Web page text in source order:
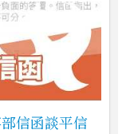
信函談平信